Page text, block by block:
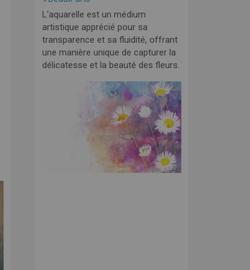
L'aquarelle est un médium
artistique apprécié pour sa
transparence et sa fluidité, offrant
une manière unique de capturer la
délicatesse et la beauté des fleurs.